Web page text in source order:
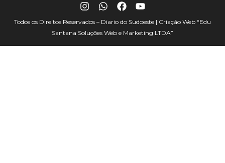
Todos os Direitos Reservados – Diario do Sudoeste | Criação Web “Edu
Santana Soluções Web e Marketing LTDA”